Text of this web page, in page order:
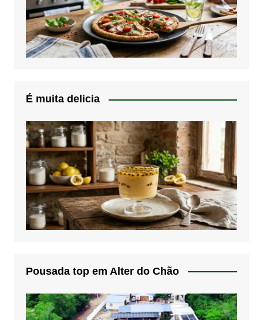
É muita delicia
Pousada top em Alter do Chão